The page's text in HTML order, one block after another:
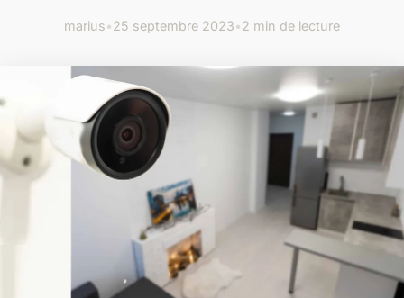
marius•25 septembre 2023•2 min de lecture